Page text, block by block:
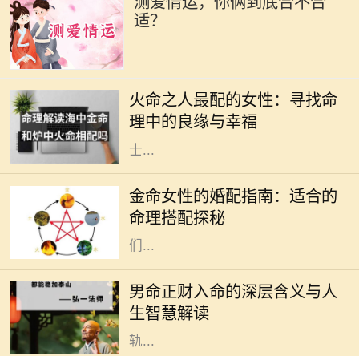
适？
火命之人最配的女性：寻找命
理中的良缘与幸福
热情、活力与激情。火命之人，通常
生性乐观，充满创造力和积极向上的
力量。然而，合适的伴侣对于火命人
士...
金命女性的婚配指南：适合的
命理搭配探秘
在中国传统命理学中，八字命理被广
泛用于分析一个人的命运。在这些命
理中，五行是极其重要的概念。金命
女性，象征着坚韧、果敢与智慧，她
们...
男命正财入命的深层含义与人
生智慧解读
在中国传统命理学中，命理的组合和
分析无不与八字密切相关。对于男命
而言，正财的入命，不仅是财富的象
征，更深层次上反映了一个人的人生
轨...
在中国传统命理学中，八字命格被认